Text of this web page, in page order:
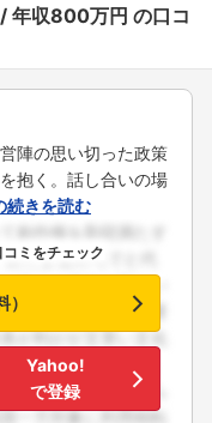
年収800万円 の口コ
陣の思い切った政策
抱く。話し合いの場
続きを読む
ミをチェック
Yahoo!
で登録